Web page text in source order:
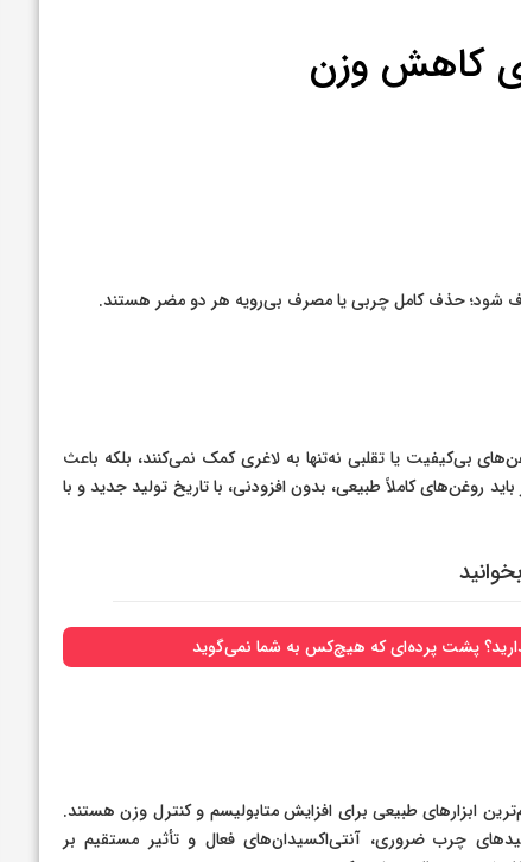
کاهش وزن
شود؛ حذف کامل چربی یا مصرف بی‌رویه هر دو مضر هستند.
بی‌کیفیت یا تقلبی نه‌تنها به لاغری کمک نمی‌کنند، بلکه باعث
روغن‌های کاملاً طبیعی، بدون افزودنی، با تاریخ تولید جدید و با
پشت پرده‌ای که هیچ‌کس به شما نمی‌گوید
ابزارهای طبیعی برای افزایش متابولیسم و کنترل وزن هستند.
چرب ضروری، آنتی‌اکسیدان‌های فعال و تأثیر مستقیم بر